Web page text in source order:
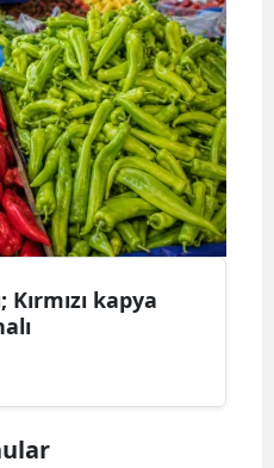
Kırmızı kapya